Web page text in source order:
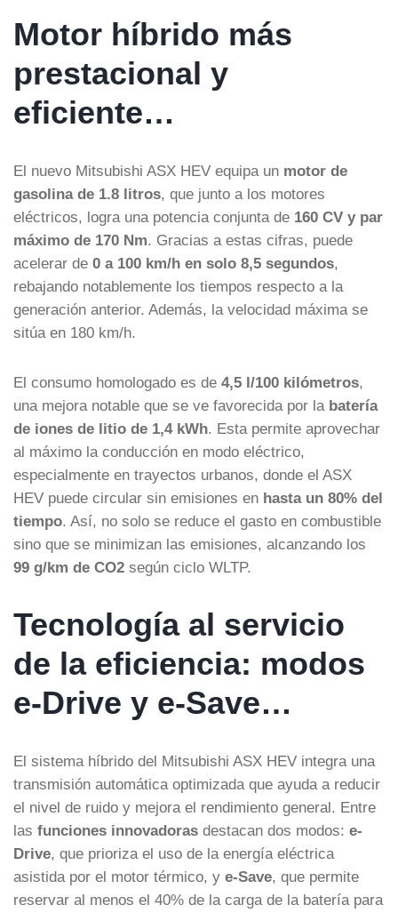
Motor híbrido más
prestacional y
eficiente…
El nuevo Mitsubishi ASX HEV equipa un motor de
gasolina de 1.8 litros, que junto a los motores
eléctricos, logra una potencia conjunta de 160 CV y par
máximo de 170 Nm. Gracias a estas cifras, puede
acelerar de 0 a 100 km/h en solo 8,5 segundos,
rebajando notablemente los tiempos respecto a la
generación anterior. Además, la velocidad máxima se
sitúa en 180 km/h.
El consumo homologado es de 4,5 l/100 kilómetros,
una mejora notable que se ve favorecida por la batería
de iones de litio de 1,4 kWh. Esta permite aprovechar
al máximo la conducción en modo eléctrico,
especialmente en trayectos urbanos, donde el ASX
HEV puede circular sin emisiones en hasta un 80% del
tiempo. Así, no solo se reduce el gasto en combustible
sino que se minimizan las emisiones, alcanzando los
99 g/km de CO2 según ciclo WLTP.
Tecnología al servicio
de la eficiencia: modos
e-Drive y e-Save…
El sistema híbrido del Mitsubishi ASX HEV integra una
transmisión automática optimizada que ayuda a reducir
el nivel de ruido y mejora el rendimiento general. Entre
las funciones innovadoras destacan dos modos: e-
Drive, que prioriza el uso de la energía eléctrica
asistida por el motor térmico, y e-Save, que permite
reservar al menos el 40% de la carga de la batería para